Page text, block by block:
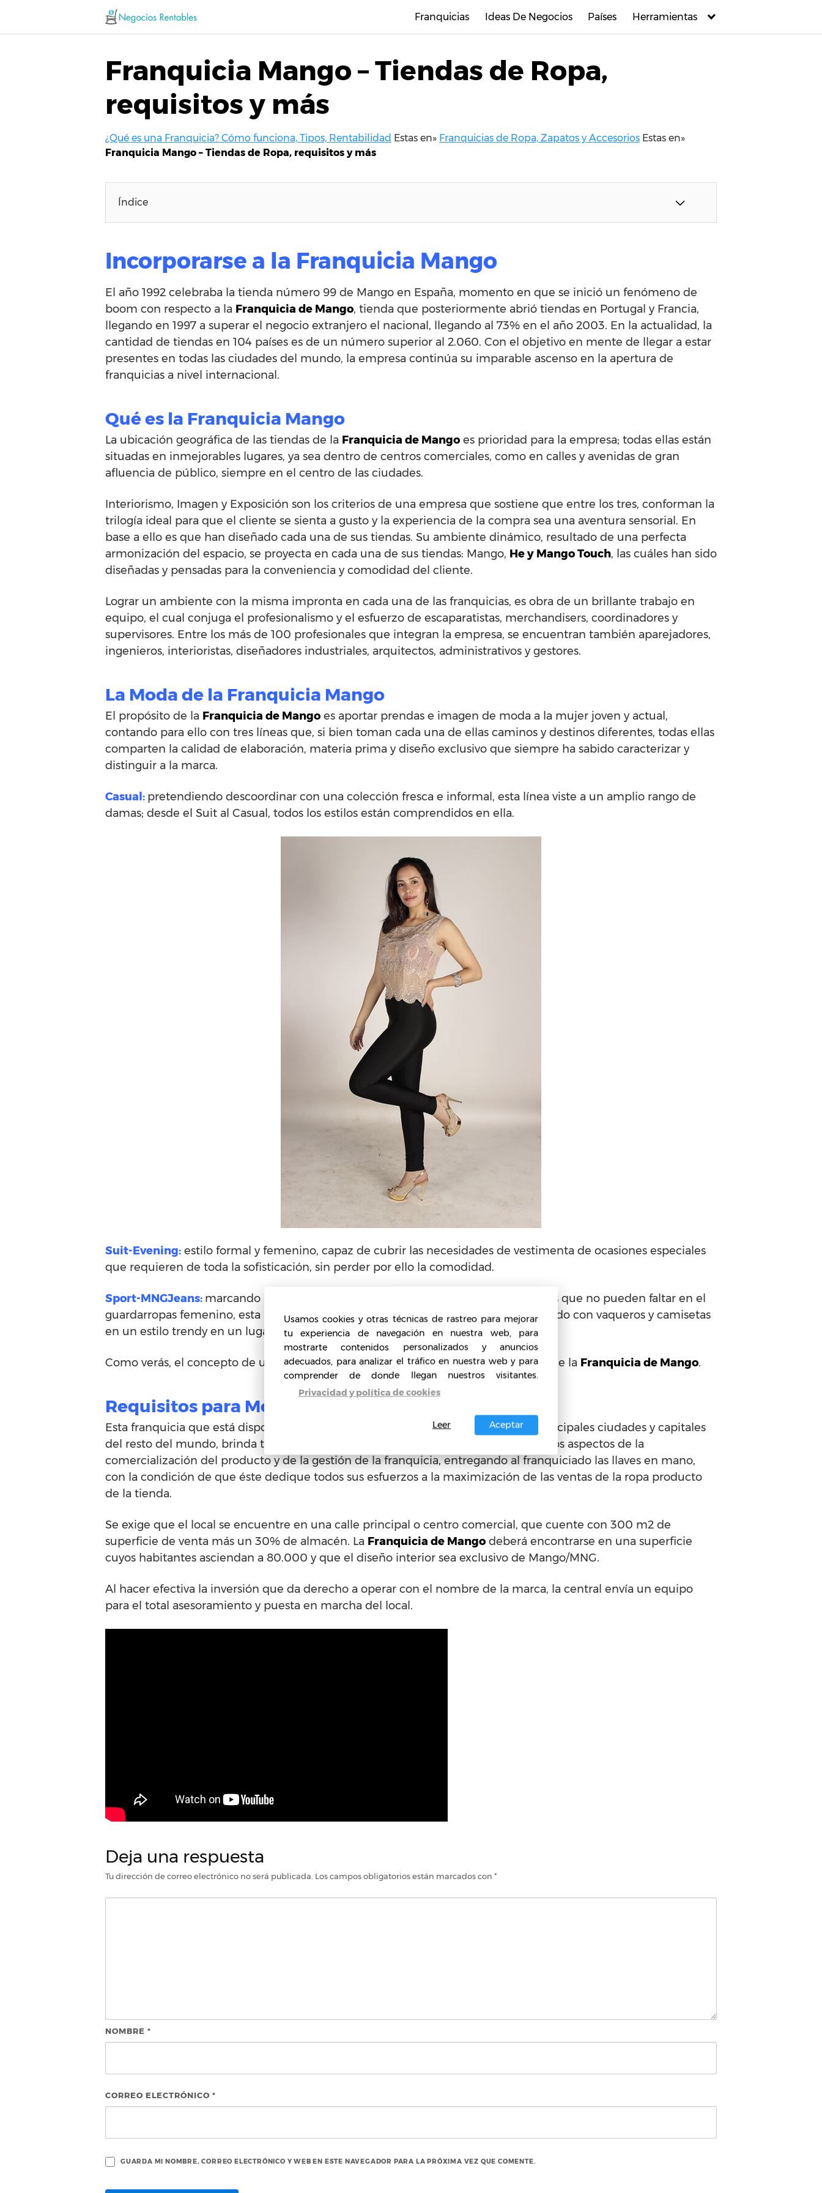
contenido
Franquicias Ideas De Negocios Países Herramientas
Franquicia Mango – Tiendas de Ropa,
requisitos y más
¿Qué es una Franquicia? Cómo funciona, Tipos, Rentabilidad Estas en» Franquicias de Ropa, Zapatos y Accesorios Estas en»
Franquicia Mango – Tiendas de Ropa, requisitos y más
Índice
Incorporarse a la Franquicia Mango
El año 1992 celebraba la tienda número 99 de Mango en España, momento en que se inició un fenómeno de
boom con respecto a la Franquicia de Mango, tienda que posteriormente abrió tiendas en Portugal y Francia,
llegando en 1997 a superar el negocio extranjero el nacional, llegando al 73% en el año 2003. En la actualidad, la
cantidad de tiendas en 104 países es de un número superior al 2.060. Con el objetivo en mente de llegar a estar
presentes en todas las ciudades del mundo, la empresa continúa su imparable ascenso en la apertura de
franquicias a nivel internacional.
Qué es la Franquicia Mango
La ubicación geográfica de las tiendas de la Franquicia de Mango es prioridad para la empresa; todas ellas están
situadas en inmejorables lugares, ya sea dentro de centros comerciales, como en calles y avenidas de gran
afluencia de público, siempre en el centro de las ciudades.
Interiorismo, Imagen y Exposición son los criterios de una empresa que sostiene que entre los tres, conforman la
trilogía ideal para que el cliente se sienta a gusto y la experiencia de la compra sea una aventura sensorial. En
base a ello es que han diseñado cada una de sus tiendas. Su ambiente dinámico, resultado de una perfecta
armonización del espacio, se proyecta en cada una de sus tiendas: Mango, He y Mango Touch, las cuáles han sido
diseñadas y pensadas para la conveniencia y comodidad del cliente.
Lograr un ambiente con la misma impronta en cada una de las franquicias, es obra de un brillante trabajo en
equipo, el cual conjuga el profesionalismo y el esfuerzo de escaparatistas, merchandisers, coordinadores y
supervisores. Entre los más de 100 profesionales que integran la empresa, se encuentran también aparejadores,
ingenieros, interioristas, diseñadores industriales, arquitectos, administrativos y gestores.
La Moda de la Franquicia Mango
El propósito de la Franquicia de Mango es aportar prendas e imagen de moda a la mujer joven y actual,
contando para ello con tres líneas que, si bien toman cada una de ellas caminos y destinos diferentes, todas ellas
comparten la calidad de elaboración, materia prima y diseño exclusivo que siempre ha sabido caracterizar y
distinguir a la marca.
Casual: pretendiendo descoordinar con una colección fresca e informal, esta línea viste a un amplio rango de
damas; desde el Suit al Casual, todos los estilos están comprendidos en ella.
Suit-Evening: estilo formal y femenino, capaz de cubrir las necesidades de vestimenta de ocasiones especiales
que requieren de toda la sofisticación, sin perder por ello la comodidad.
Sport-MNGJeans: marcando la tendencia de cada temporada con aquellas prendas que no pueden faltar en el
guardarropas femenino, esta innovadora colección brinda un estilo sport, conformado con vaqueros y camisetas
en un estilo trendy en un lugar preferencial.
Como verás, el concepto de urbanismo está totalmente arraigado en la propuesta de la Franquicia de Mango.
Requisitos para Montar una Franquicia de Mango
Esta franquicia que está disponible para toda la Unión Europea y el resto de las principales ciudades y capitales
del resto del mundo, brinda todo su apoyo y un servicio integral que abarca todos los aspectos de la
comercialización del producto y de la gestión de la franquicia, entregando al franquiciado las llaves en mano,
con la condición de que éste dedique todos sus esfuerzos a la maximización de las ventas de la ropa producto
de la tienda.
Se exige que el local se encuentre en una calle principal o centro comercial, que cuente con 300 m2 de
superficie de venta más un 30% de almacén. La Franquicia de Mango deberá encontrarse en una superficie
cuyos habitantes asciendan a 80.000 y que el diseño interior sea exclusivo de Mango/MNG.
Al hacer efectiva la inversión que da derecho a operar con el nombre de la marca, la central envía un equipo
para el total asesoramiento y puesta en marcha del local.
Deja una respuesta
Tu dirección de correo electrónico no será publicada. Los campos obligatorios están marcados con *
NOMBRE *
CORREO ELECTRÓNICO *
GUARDA MI NOMBRE, CORREO ELECTRÓNICO Y WEB EN ESTE NAVEGADOR PARA LA PRÓXIMA VEZ QUE COMENTE.
Usamos cookies y otras técnicas de rastreo para mejorar
tu experiencia de navegación en nuestra web, para
mostrarte contenidos personalizados y anuncios
adecuados, para analizar el tráfico en nuestra web y para
comprender de donde llegan nuestros visitantes.
Privacidad y política de cookies
Aceptar
Leer